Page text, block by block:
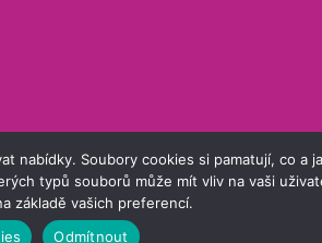
práva vyhrazena.
Soubory cookies si pamatují, co a
typů souborů může mít vliv na vaši
základě vašich preferencí.
Odmítnout